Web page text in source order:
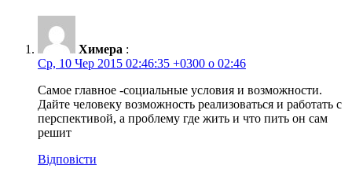
Химера :
Ср, 10 Чер 2015 02:46:35 +0300 о 02:46
Самое главное -социальные условия и возможности.
Дайте человеку возможность реализоваться и работать с
перспективой, а проблему где жить и что пить он сам
решит
Відповісти